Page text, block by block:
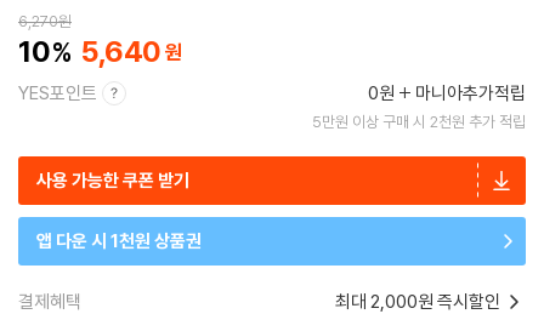
6,270원
10 5,640
YES포인트 0원 마니아추가적립
5만원 이상 구매 시 2천원 추가 적립
사용 가능한 쿠폰 받기
앱 다운 시 1천원 상품권
결제혜택 최대 2,000원 즉시할인